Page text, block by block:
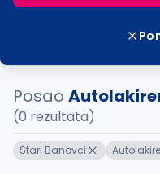
Posao
(0 rezultata)
Stari Banovci